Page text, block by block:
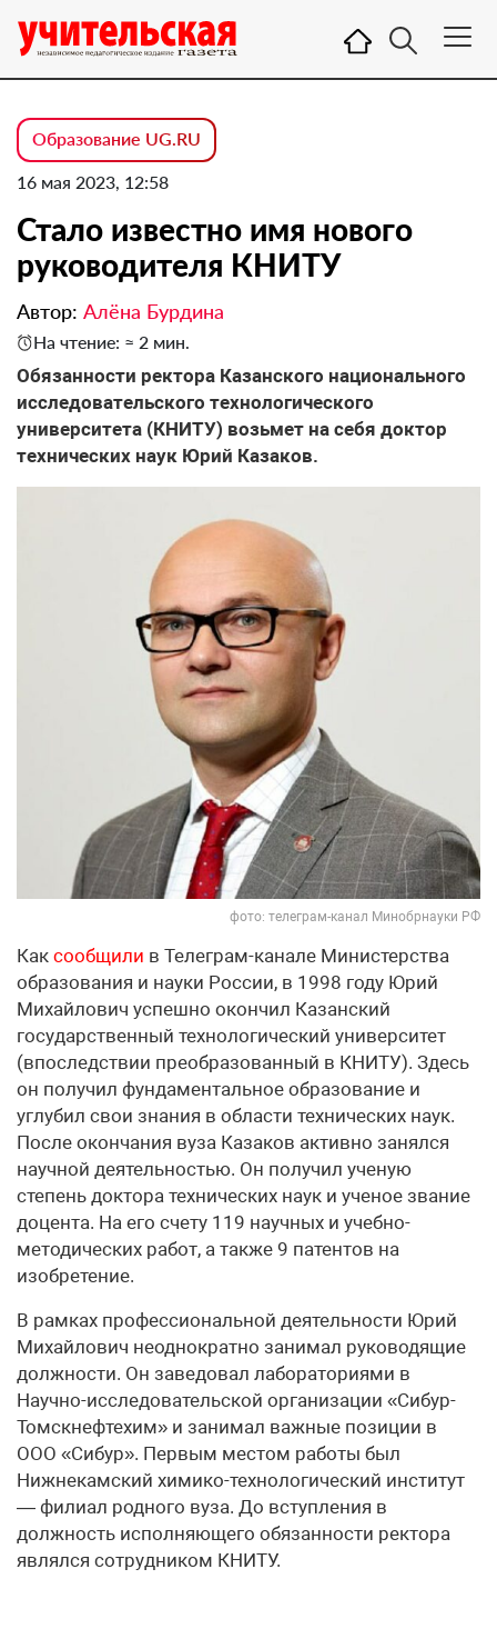
Образование UG.RU
16 мая 2023, 12:58
Стало известно имя нового
руководителя КНИТУ
Автор: Алёна Бурдина
На чтение: ≈ 2 мин.
Обязанности ректора Казанского национального
исследовательского технологического
университета (КНИТУ) возьмет на себя доктор
технических наук Юрий Казаков.
фото: телеграм-канал Минобрнауки РФ
Как сообщили в Телеграм-канале Министерства
образования и науки России, в 1998 году Юрий
Михайлович успешно окончил Казанский
государственный технологический университет
(впоследствии преобразованный в КНИТУ). Здесь
он получил фундаментальное образование и
углубил свои знания в области технических наук.
После окончания вуза Казаков активно занялся
научной деятельностью. Он получил ученую
степень доктора технических наук и ученое звание
доцента. На его счету 119 научных и учебно-
методических работ, а также 9 патентов на
изобретение.
В рамках профессиональной деятельности Юрий
Михайлович неоднократно занимал руководящие
должности. Он заведовал лабораториями в
Научно-исследовательской организации «Сибур-
Томскнефтехим» и занимал важные позиции в
ООО «Сибур». Первым местом работы был
Нижнекамский химико-технологический институт
— филиал родного вуза. До вступления в
должность исполняющего обязанности ректора
являлся сотрудником КНИТУ.